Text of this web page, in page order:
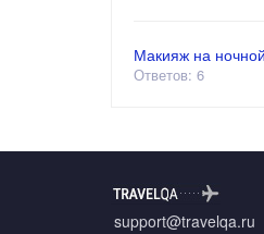
Макияж на
Ответов: 6
support@travelqa.ru